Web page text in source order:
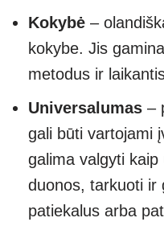
Kokybė –
kokybe. Jis
metodus ir
Universalumas –
gali būti vartojami
galima valgyti
duonos, tarkuoti ir
patiekalus arba